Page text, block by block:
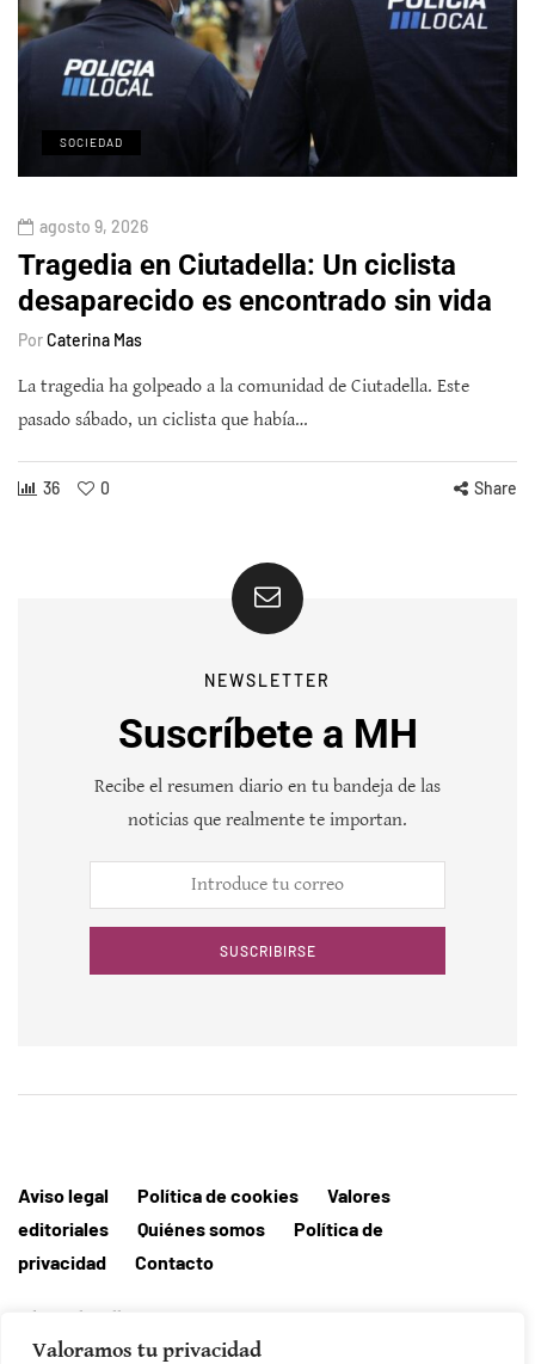
Valoramos tu privacidad
SOCIEDAD
agosto 9, 2026
Tragedia en Ciutadella: Un ciclista
desaparecido es encontrado sin vida
PorCaterina Mas
La tragedia ha golpeado a la comunidad de Ciutadella. Este
pasado sábado, un ciclista que había…
36 0 Share
NEWSLETTER
Suscríbete a MH
Recibe el resumen diario en tu bandeja de las
noticias que realmente te importan.
SUSCRIBIRSE
Aviso legal Política de cookies
Valores
editoriales
Quiénes somos
Política de
privacidad
Contacto
Editorial MallorcaHora